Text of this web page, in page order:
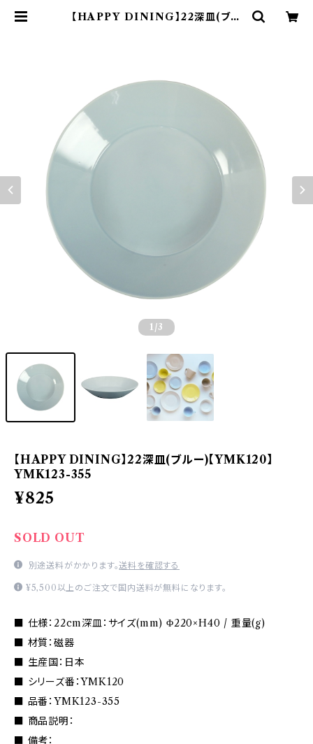
【HAPPY DINING】22深皿(ブル
1 /3
【HAPPY DINING】22深皿(ブルー)【YMK120】
YMK123-355
¥825
SOLD OUT
別途送料がかかります。送料を確認する
¥5,500以上のご注文で国内送料が無料になります。
■ 仕様：22cm深皿：サイズ(mm) Φ220×H40 / 重量(g)
■ 材質：磁器
■ 生産国：日本
■ シリーズ番：YMK120
■ 品番：YMK123-355
■ 商品説明：
■ 備考：